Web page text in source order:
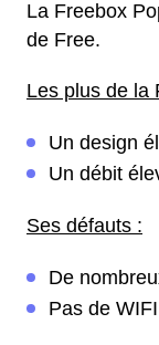
La Freebox
de Free.
Les plus de la
Un design
Un débit
Ses défauts :
De
Pas de